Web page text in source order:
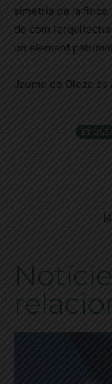
simetria de la
de com
un element
Jaume de Oleza